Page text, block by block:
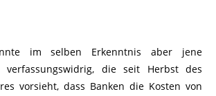
im selben Erkenntnis aber jene
verfassungswidrig, die seit Herbst des
vorsieht, dass Banken die Kosten von